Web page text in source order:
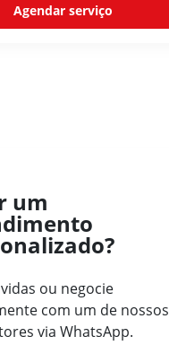
Agendar serviço
um
ou negocie
com um de nossos
via WhatsApp.